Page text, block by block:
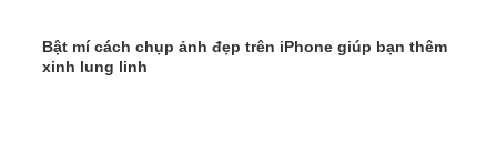
Bật mí cách chụp ảnh đẹp trên iPhone giúp bạn thêm
xinh lung linh